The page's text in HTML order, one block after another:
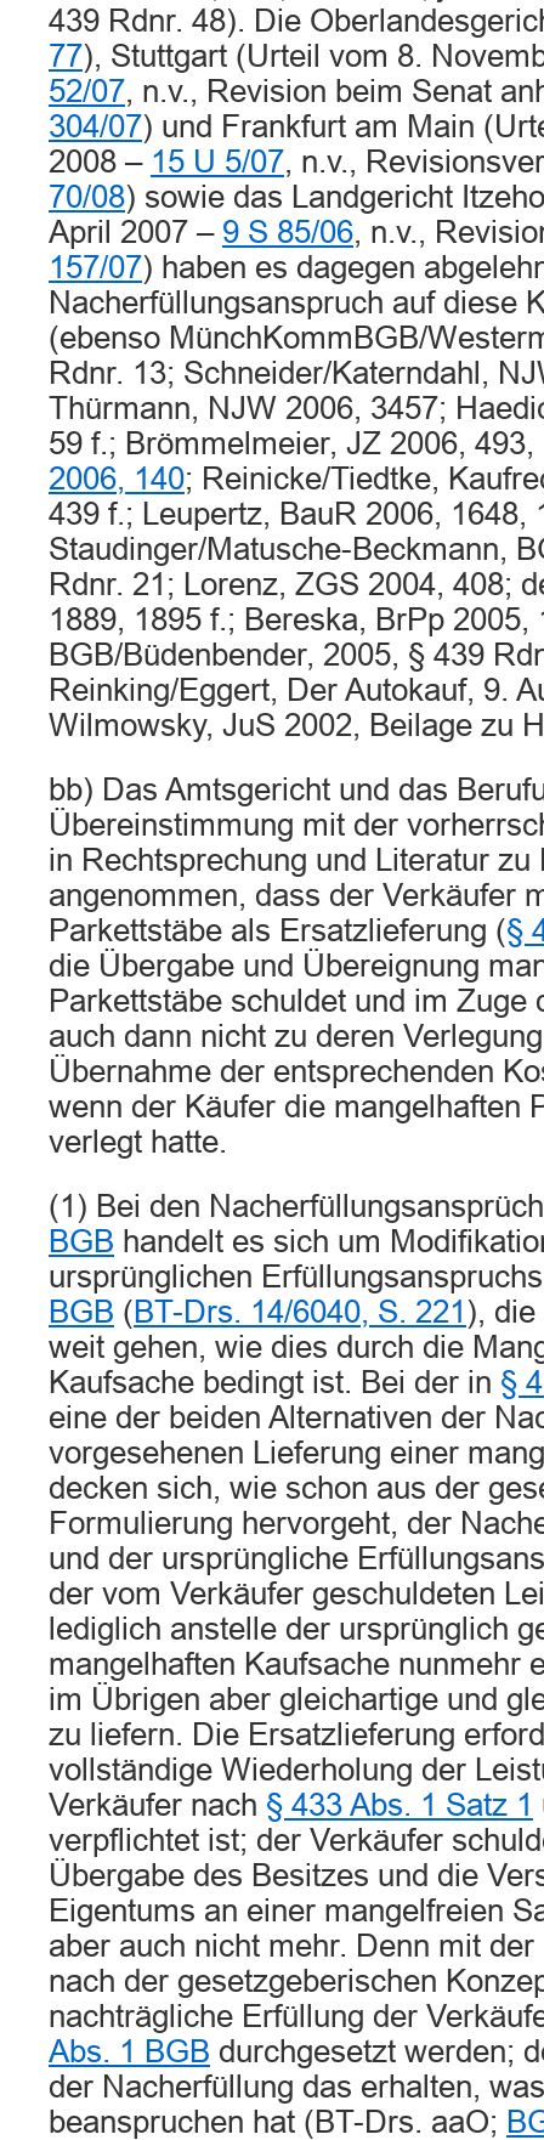
439 Rdnr. 48). Die
77), Stuttgart (Urteil vom 8.
52/07, n.v., Revision beim Senat
304/07) und Frankfurt am Main
2008 – 15 U 5/07, n.v.,
70/08) sowie das Landgericht
April 2007 – 9 S 85/06, n.v.,
157/07) haben es dagegen
Nacherfüllungsanspruch auf diese
(ebenso MünchKommBGB/
Rdnr. 13; Schneider/Katerndahl,
Thürmann, NJW 2006, 3457;
59 f.; Brömmelmeier, JZ 2006,
2006, 140; Reinicke/Tiedtke,
439 f.; Leupertz, BauR 2006, 1648,
Staudinger/Matusche-Beckmann,
Rdnr. 21; Lorenz, ZGS 2004, 408;
1889, 1895 f.; Bereska, BrPp 2005,
BGB/Büdenbender, 2005, § 439
Reinking/Eggert, Der Autokauf, 9.
Wilmowsky, JuS 2002, Beilage zu
bb) Das Amtsgericht und das
Übereinstimmung mit der
in Rechtsprechung und Literatur zu
angenommen, dass der Verkäufer
Parkettstäbe als Ersatzlieferung (§
die Übergabe und Übereignung
Parkettstäbe schuldet und im Zuge
auch dann nicht zu deren
Übernahme der entsprechenden
wenn der Käufer die mangelhaften
verlegt hatte.
(1) Bei den
BGB handelt es sich um
ursprünglichen
BGB (BT-Drs. 14/6040, S. 221 ), die
weit gehen, wie dies durch die
Kaufsache bedingt ist. Bei der in §
eine der beiden Alternativen der
vorgesehenen Lieferung einer
decken sich, wie schon aus der
Formulierung hervorgeht, der
und der ursprüngliche
der vom Verkäufer geschuldeten
lediglich anstelle der ursprünglich
mangelhaften Kaufsache nunmehr
im Übrigen aber gleichartige und
zu liefern. Die Ersatzlieferung
vollständige Wiederholung der
Verkäufer nach § 433 Abs. 1 Satz 1
verpflichtet ist; der Verkäufer
Übergabe des Besitzes und die
Eigentums an einer mangelfreien
aber auch nicht mehr. Denn mit
nach der gesetzgeberischen
nachträgliche Erfüllung der
Abs. 1 BGB durchgesetzt werden;
der Nacherfüllung das erhalten,
beanspruchen hat (BT-Drs. aaO;